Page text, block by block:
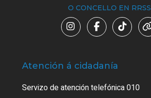
O CONCELLO EN RRSS
Atención á cidadanía
Servizo de atención telefónica 010